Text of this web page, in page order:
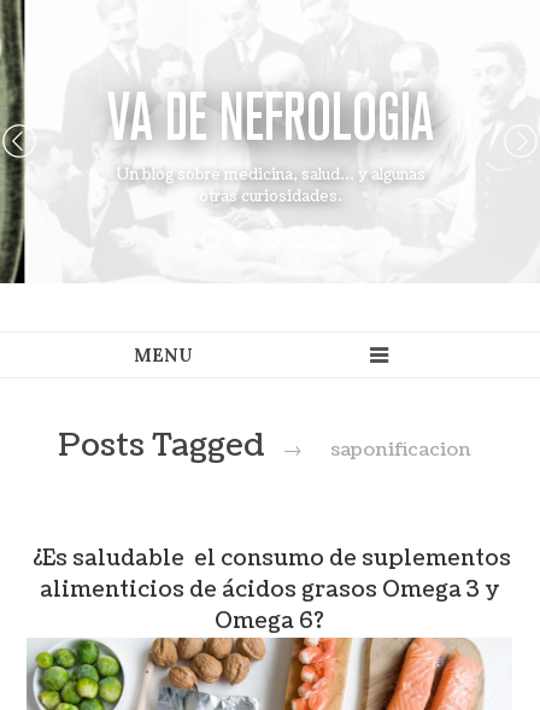
VA DE NEFROLOGÍA
Un blog sobre medicina, salud... y algunas
otras curiosidades.
Posts Tagged → saponificacion
¿Es saludable el consumo de suplementos
alimenticios de ácidos grasos Omega 3 y
Omega 6?